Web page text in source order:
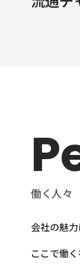
働く人々
会社の魅力
ここで働